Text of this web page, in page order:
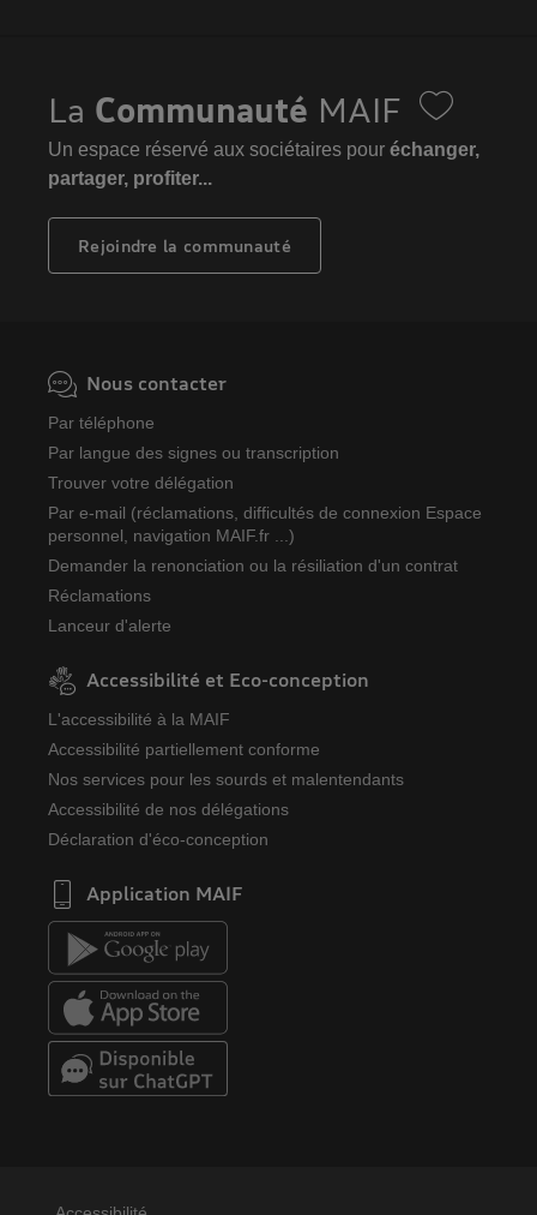
La Communauté MAIF
Un espace réservé aux sociétaires pour échanger,
partager, profiter...
Rejoindre la communauté
Nous contacter
Par téléphone
Par langue des signes ou transcription
Trouver votre délégation
Par e-mail (réclamations, difficultés de connexion Espace
personnel, navigation MAIF.fr ...)
Demander la renonciation ou la résiliation d'un contrat
Réclamations
Lanceur d'alerte
Accessibilité et Eco-conception
L'accessibilité à la MAIF
Accessibilité partiellement conforme
Nos services pour les sourds et malentendants
Accessibilité de nos délégations
Déclaration d'éco-conception
Application MAIF